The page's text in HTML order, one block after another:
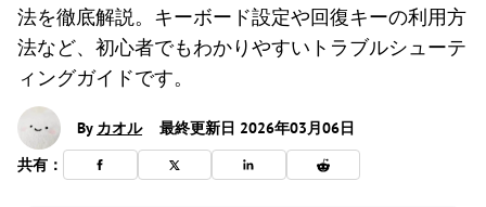
法を徹底解説。キーボード設定や回復キーの利用方
法など、初心者でもわかりやすいトラブルシューテ
ィングガイドです。
By カオル
最終更新日 2026年03月06日
共有：